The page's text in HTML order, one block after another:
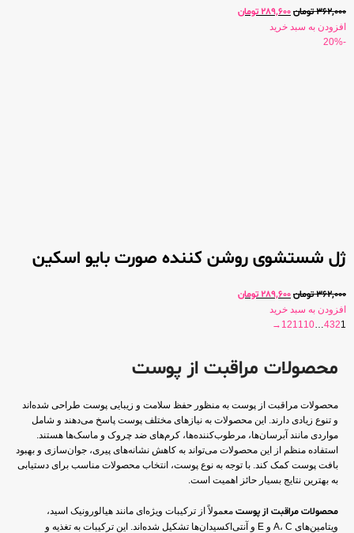
362,000تومان289,600 تومان
افزودن به سبد خرید
-20%
ژل شستشوی روشن کننده صورت بایو اسکین
362,000تومان289,600 تومان
افزودن به سبد خرید
1
2
3
4
…
10
11
12
→
محصولات مراقبت از پوست
محصولات مراقبت از پوست به منظور حفظ سلامت و زیبایی پوست طراحی شده‌اند
و تنوع زیادی دارند. این محصولات به نیازهای مختلف پوست پاسخ می‌دهند و شامل
مواردی مانند آبرسان‌ها، مرطوب‌کننده‌ها، کرم‌های ضد چروک و ماسک‌ها هستند.
استفاده منظم از این محصولات می‌تواند به کاهش نشانه‌های پیری، جوان‌سازی و بهبود
بافت پوست کمک کند. با توجه به نوع پوست، انتخاب محصولات مناسب برای دستیابی
به بهترین نتایج بسیار حائز اهمیت است.
محصولات مراقبت از پوست معمولاً از ترکیبات ویژه‌ای مانند هیالورونیک اسید،
ویتامین‌های A، C و E و آنتی‌اکسیدان‌ها تشکیل شده‌اند. این ترکیبات به تغذیه و